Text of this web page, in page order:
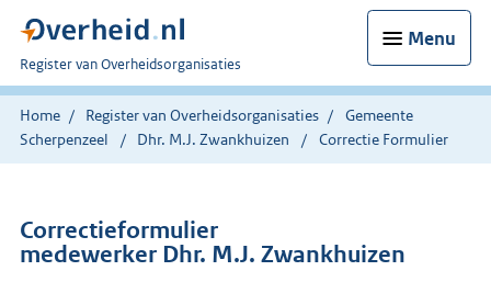
Menu
U
bent
nu
hier:
Register van Overheidsorganisaties
Home Register van Overheidsorganisaties
Gemeente
Scherpenzeel
Dhr. M.J. Zwankhuizen Correctie Formulier
Correctieformulier
medewerker Dhr. M.J. Zwankhuizen